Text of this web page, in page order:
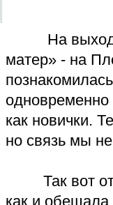
На
матер» - на
одновременно
как новички.
но связь мы
Так вот
как и